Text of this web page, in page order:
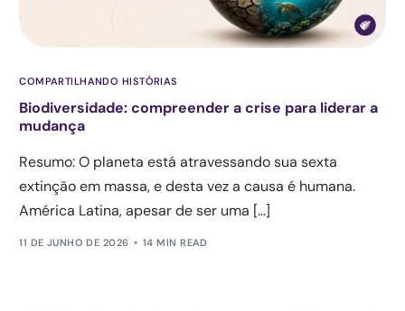
COMPARTILHANDO HISTÓRIAS
Biodiversidade: compreender a crise para liderar a
mudança
Resumo: O planeta está atravessando sua sexta
extinção em massa, e desta vez a causa é humana.
América Latina, apesar de ser uma […]
11 DE JUNHO DE 2026 14 MIN READ